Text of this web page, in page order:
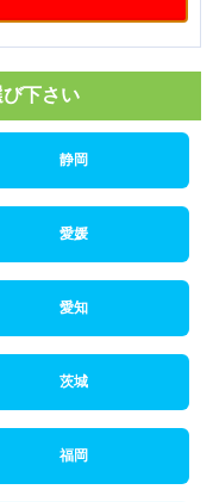
下さい
静岡
愛媛
愛知
茨城
福岡